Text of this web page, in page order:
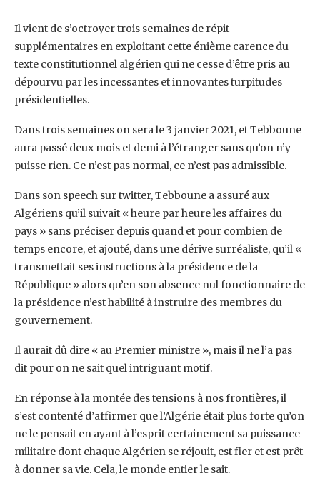
Il vient de s’octroyer trois semaines de répit
supplémentaires en exploitant cette énième carence ‎du
texte constitutionnel algérien qui ne cesse d’être pris au
dépourvu par les incessantes et ‎innovantes turpitudes
présidentielles.
Dans trois semaines on sera le 3 janvier 2021, et Tebboune
‎aura passé deux mois et demi à l’étranger sans qu’on n’y
puisse rien. Ce n’est pas normal, ce n’est ‎pas admissible.‎
Dans son speech sur twitter, Tebboune a assuré aux
Algériens qu’il suivait « heure par heure les ‎affaires du
pays » sans préciser depuis quand et pour combien de
temps encore, et ajouté, dans ‎une dérive surréaliste, qu’il «
transmettait ses instructions à la présidence de la
République » alors ‎qu’en son absence nul fonctionnaire de
la présidence n’est habilité à instruire des membres du
‎gouvernement.
Il aurait dû dire « au Premier ministre », mais il ne l’a pas
dit pour on ne sait quel ‎intriguant motif.‎
En réponse à la montée des tensions à nos frontières, il
s’est contenté d’affirmer que l’Algérie était ‎plus forte qu’on
ne le pensait en ayant à l’esprit certainement sa puissance
militaire dont chaque ‎Algérien se réjouit, est fier et est prêt
à donner sa vie. Cela, le monde entier le sait.‎